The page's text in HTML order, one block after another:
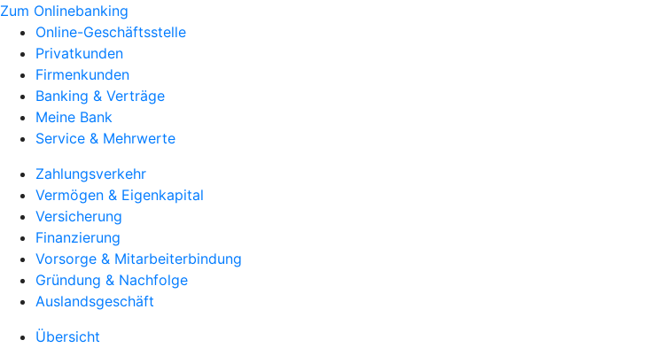
Zum Onlinebanking
Online-Geschäftsstelle
Privatkunden
Firmenkunden
Banking & Verträge
Meine Bank
Service & Mehrwerte
Zahlungsverkehr
Vermögen & Eigenkapital
Versicherung
Finanzierung
Vorsorge & Mitarbeiterbindung
Gründung & Nachfolge
Auslandsgeschäft
Übersicht